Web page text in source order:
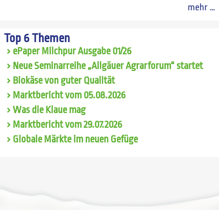
mehr …
Top 6 Themen
ePaper Milchpur Ausgabe 01/26
Neue Seminarreihe „Allgäuer Agrarforum“ startet
Biokäse von guter Qualität
Marktbericht vom 05.08.2026
Was die Klaue mag
Marktbericht vom 29.07.2026
Globale Märkte im neuen Gefüge